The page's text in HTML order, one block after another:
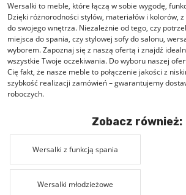
Wersalki to meble, które łączą w sobie wygodę,
Dzięki różnorodności stylów, materiałów i kolorów, z
do swojego wnętrza. Niezależnie od tego, czy
miejsca do spania, czy stylowej sofy do salonu,
wyborem. Zapoznaj się z naszą ofertą i znajdź
wszystkie Twoje oczekiwania. Do wyboru naszej
Cię fakt, że nasze meble to połączenie jakości z
szybkość realizacji zamówień – gwarantujemy
roboczych.
Zobacz również:
Wersalki z funkcją spania
Wersalki młodzieżowe